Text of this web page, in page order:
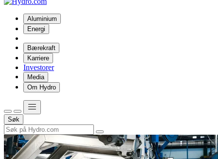
Aluminium
Energi
Bærekraft
Karriere
Investorer
Media
Om Hydro
Søk